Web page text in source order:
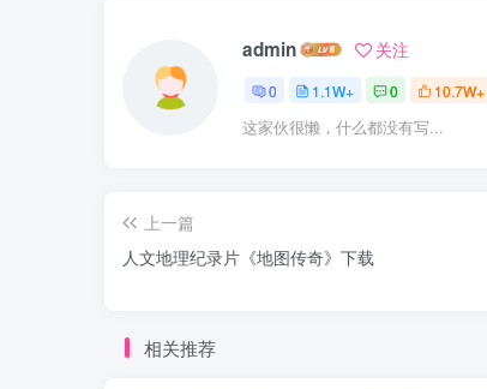
admin 关注
0 1.1W+ 0 10.7W+
这家伙很懒，什么都没有写...
上一篇
人文地理纪录片《地图传奇》下载
相关推荐